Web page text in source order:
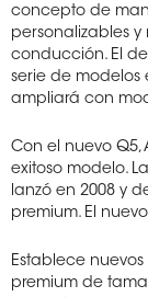
concepto de
personalizables
conducción. El
serie de modelos
ampliará con
Con el nuevo
exitoso modelo.
lanzó en 2008 y
premium. El
Establece
premium de